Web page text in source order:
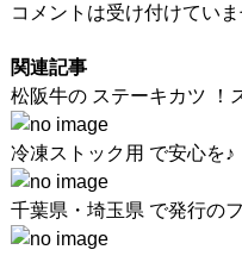
コメントは受け付けていま
関連記事
松阪牛の ステーキカツ ！
冷凍ストック用 で安心を♪
千葉県・埼玉県 で発行の